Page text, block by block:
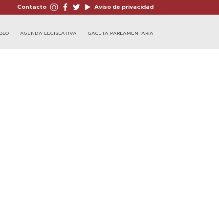
Contacto Aviso de privacidad
AGENDA LEGISLATIVA GACETA PARLAMENTARIA